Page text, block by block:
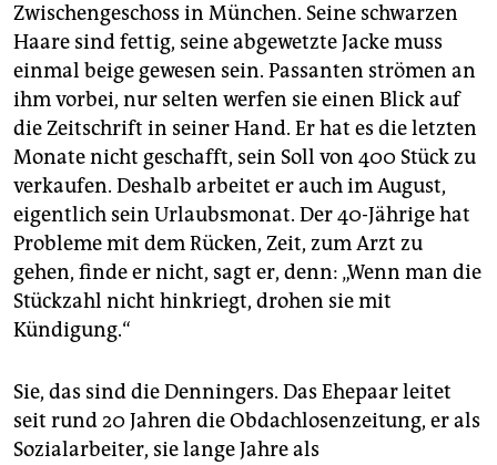
unterstützen
abo
genossenschaft
epaper login
Zwischengeschoss in München. Seine schwarzen
Haare sind fettig, seine abgewetzte Jacke muss
einmal beige gewesen sein. Passanten strömen an
ihm vorbei, nur selten werfen sie einen Blick auf
die Zeitschrift in seiner Hand. Er hat es die letzten
Monate nicht geschafft, sein Soll von 400 Stück zu
verkaufen. Deshalb arbeitet er auch im August,
eigentlich sein Urlaubsmonat. Der 40-Jährige hat
Probleme mit dem Rücken, Zeit, zum Arzt zu
gehen, finde er nicht, sagt er, denn: „Wenn man die
Stückzahl nicht hinkriegt, drohen sie mit
Kündigung.“
Sie, das sind die Denningers. Das Ehepaar leitet
seit rund 20 Jahren die Obdachlosenzeitung, er als
Sozialarbeiter, sie lange Jahre als